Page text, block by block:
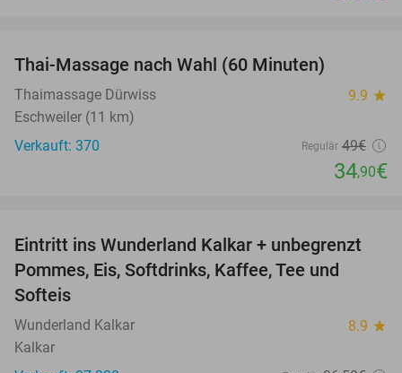
Thai-Massage nach Wahl (60 Minuten)
Thaimassage Dürwiss 9.9 star
Eschweiler (11 km)
Verkauft: 370
Regulär 49€
34,90€
32%
Eintritt ins Wunderland Kalkar + unbegrenzt
Pommes, Eis, Softdrinks, Kaffee, Tee und
Softeis
Wunderland Kalkar 8.9 star
Kalkar